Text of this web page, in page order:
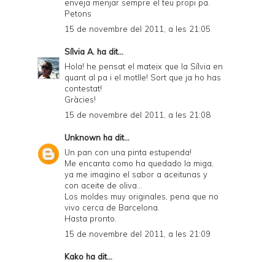
D
enveja menjar sempre el teu propi pa.
Petons
15 de novembre del 2011, a les 21:05
Sílvia A. ha dit...
Hola! he pensat el mateix que la Sílvia en
quant al pa i el motlle! Sort que ja ho has
contestat!
Gràcies!
15 de novembre del 2011, a les 21:08
Unknown ha dit...
Un pan con una pinta estupenda!
Me encanta como ha quedado la miga,
ya me imagino el sabor a aceitunas y
con aceite de oliva...
Los moldes muy originales, pena que no
vivo cerca de Barcelona.
Hasta pronto.
15 de novembre del 2011, a les 21:09
Kako ha dit...